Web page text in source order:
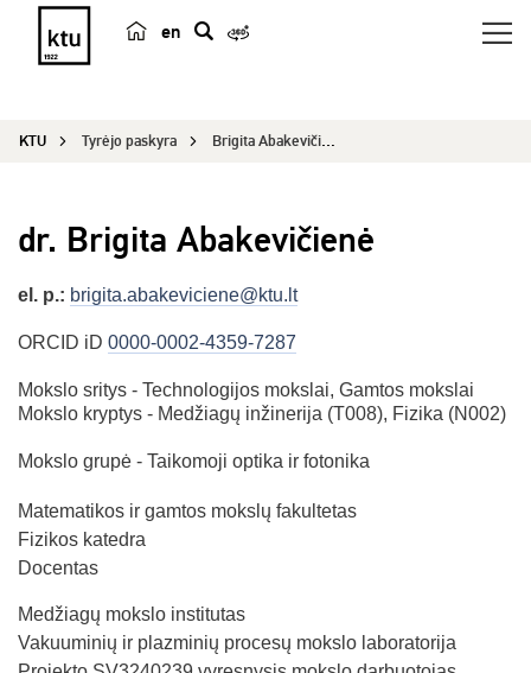
en
e
a
KTU Tyrėjo paskyra Brigita Abakevičienė
dr. Brigita Abakevičienė
el. p.: brigita.abakeviciene@ktu.lt
ORCID iD 0000-0002-4359-7287
Mokslo sritys - Technologijos mokslai, Gamtos mokslai
Mokslo kryptys - Medžiagų inžinerija (T008), Fizika (N002)
Mokslo grupė - Taikomoji optika ir fotonika
Matematikos ir gamtos mokslų fakultetas
Fizikos katedra
Docentas
Medžiagų mokslo institutas
Vakuuminių ir plazminių procesų mokslo laboratorija